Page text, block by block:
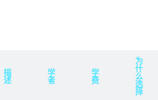
描
述
学
者
学
费
为
什
么
选
择